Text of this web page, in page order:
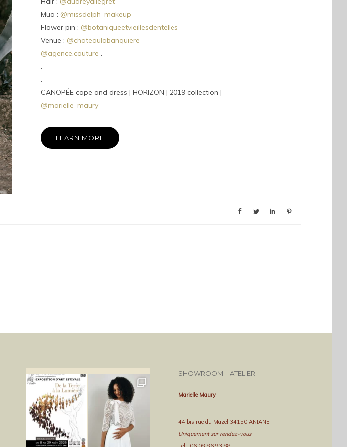
Mua : @missdelph_makeup
Flower pin : @botaniqueetvieillesdentelles
Venue : @chateaulabanquiere
@agence.couture .
.
.
CANOPÉE cape and dress | HORIZON | 2019 collection |
@marielle_maury
LEARN MORE
SHOWROOM – ATELIER
Marielle Maury
44 bis rue du Mazel 34150 ANIANE
Uniquement sur rendez-vous
Tel : 06 08 86 93 88